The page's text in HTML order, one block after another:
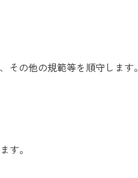
の他の規範等を順守します。
す。